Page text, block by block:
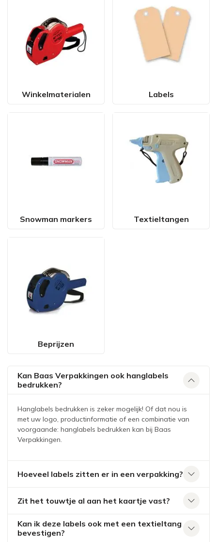
Winkelmaterialen Labels
Snowman markers Textieltangen
Beprijzen
Kan Baas Verpakkingen ook hanglabels
bedrukken?
Hanglabels bedrukken is zeker mogelijk! Of dat nou is
met uw logo, productinformatie of een combinatie van
voorgaande: hanglabels bedrukken kan bij Baas
Verpakkingen.
Hoeveel labels zitten er in een verpakking?
Zit het touwtje al aan het kaartje vast?
Kan ik deze labels ook met een textieltang
bevestigen?